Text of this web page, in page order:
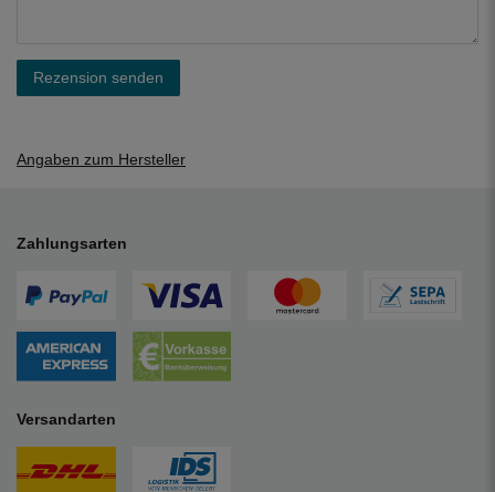
Rezension senden
Angaben zum Hersteller
Zahlungsarten
Versandarten